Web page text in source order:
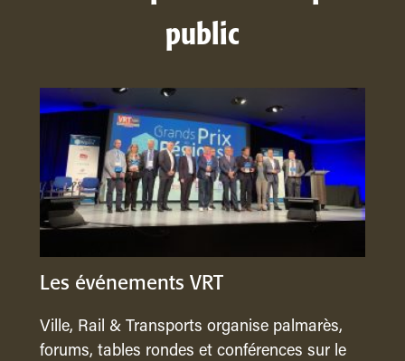
public
Les événements VRT
Ville, Rail & Transports organise palmarès,
forums, tables rondes et conférences sur le